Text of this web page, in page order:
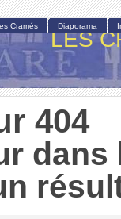
LES
404
dans
Cramés Diaporama